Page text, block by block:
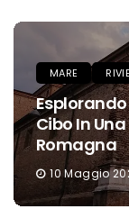
MARE
Cibo In
Romagna
10 Maggio